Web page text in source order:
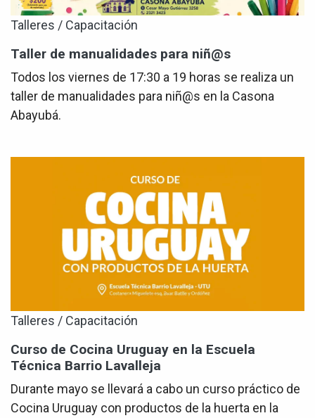
Talleres / Capacitación
Taller de manualidades para niñ@s
Todos los viernes de 17:30 a 19 horas se realiza un
taller de manualidades para niñ@s en la Casona
Abayubá.
Talleres / Capacitación
Curso de Cocina Uruguay en la Escuela
Técnica Barrio Lavalleja
Durante mayo se llevará a cabo un curso práctico de
Cocina Uruguay con productos de la huerta en la